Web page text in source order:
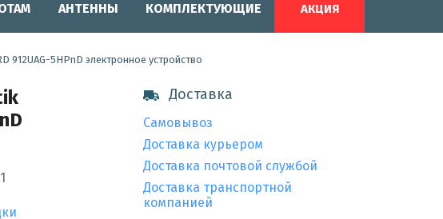
АНТЕННЫ КОМПЛЕКТУЮЩИЕ АКЦИЯ
912UAG-5HPnD электронное устройство
Доставка
Самовывоз
Доставка курьером
Доставка почтовой службой
Доставка транспортной
компанией